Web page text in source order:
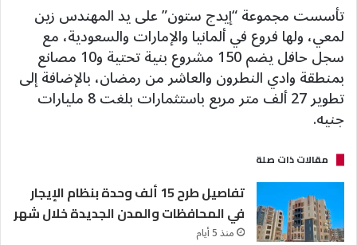
تأسست مجموعة “إيدج ستون” على يد المهندس زين
لمعي، ولها فروع في ألمانيا والإمارات والسعودية، مع
سجل حافل يضم 150 مشروع بنية تحتية و10 مصانع
بمنطقة وادي النطرون والعاشر من رمضان، بالإضافة إلى
تطوير 27 ألف متر مربع باستثمارات بلغت 8 مليارات
جنيه.
مقالات ذات صلة
تفاصيل طرح 15 ألف وحدة بنظام الإيجار
في المحافظات والمدن الجديدة خلال شهر
منذ 5 أيام